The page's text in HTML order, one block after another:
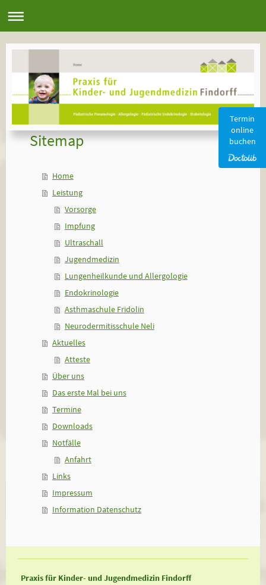
Sitemap
Home
Leistung
Vorsorge
Impfung
Ultraschall
Jugendmedizin
Lungenheilkunde und Allergologie
Endokrinologie
Asthmaschule Fridolin
Neurodermitisschule Neli
Aktuelles
Atteste
Über uns
Das erste Mal bei uns
Termine
Downloads
Notfälle
Anfahrt
Links
Impressum
Information Datenschutz
Praxis für Kinder- und Jugendmedizin Findorff
Termin
online
buchen